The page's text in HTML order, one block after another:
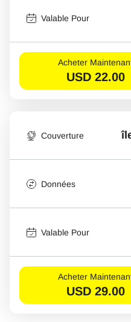
Valable Pour
Acheter
USD 22.00
Couverture
Données
Valable Pour
Acheter
USD 29.00